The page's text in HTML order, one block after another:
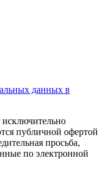
данных в
публичной офертой
просьба,
по электронной